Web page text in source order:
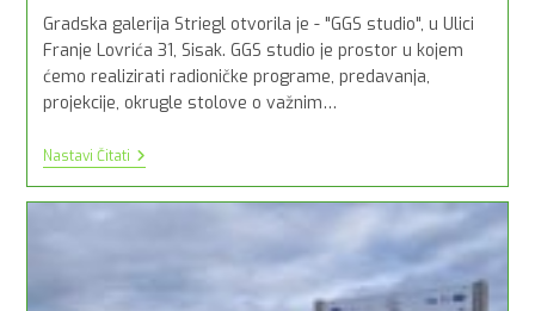
Gradska galerija Striegl otvorila je - "GGS studio", u Ulici
Franje Lovrića 31, Sisak. GGS studio je prostor u kojem
ćemo realizirati radioničke programe, predavanja,
projekcije, okrugle stolove o važnim…
Nastavi ČitatiOtvoren
Je
“GGS